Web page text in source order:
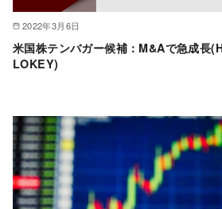
2022年3月6日
米国株テンバガー候補：M&Aで急成長
LOKEY)